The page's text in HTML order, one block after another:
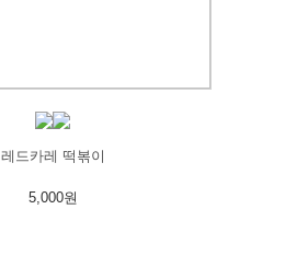
레드카레 떡볶이
5,000원